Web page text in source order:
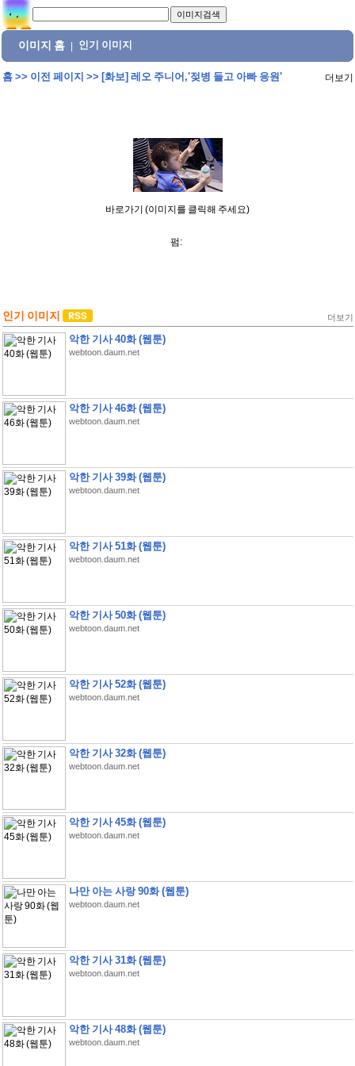
이미지 홈 인기 이미지
홈>> 이전 페이지 >> [화보] 레오 주니어,'젖병 들고 아빠 응원' 더보기
바로가기 (이미지를 클릭해 주세요)
펌:
인기 이미지 더보기
악한 기사 40화 (웹툰)
webtoon.daum.net
악한 기사 46화 (웹툰)
webtoon.daum.net
악한 기사 39화 (웹툰)
webtoon.daum.net
악한 기사 51화 (웹툰)
webtoon.daum.net
악한 기사 50화 (웹툰)
webtoon.daum.net
악한 기사 52화 (웹툰)
webtoon.daum.net
악한 기사 32화 (웹툰)
webtoon.daum.net
악한 기사 45화 (웹툰)
webtoon.daum.net
나만 아는 사랑 90화 (웹툰)
webtoon.daum.net
악한 기사 31화 (웹툰)
webtoon.daum.net
악한 기사 48화 (웹툰)
webtoon.daum.net